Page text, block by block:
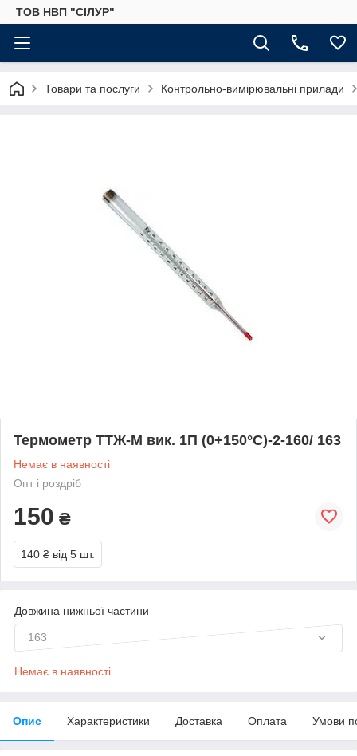
ТОВ НВП "СІЛУР"
Товари та послуги Контрольно-вимірювальні прилади
Термометр ТТЖ-М вик. 1П (0+150°С)-2-160/ 163
Немає в наявності
Опт і роздріб
150 ₴
140 ₴ від 5 шт.
Довжина нижньої частини
163
Немає в наявності
Опис Характеристики Доставка Оплата Умови